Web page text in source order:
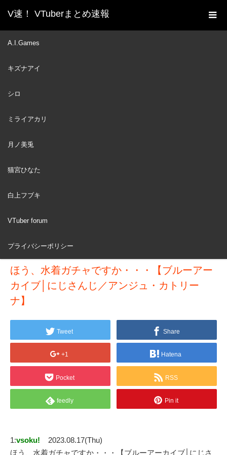
V速！ VTuberまとめ速報
A.I.Games
キズナアイ
シロ
ミライアカリ
月ノ美兎
猫宮ひなた
白上フブキ
VTuber forum
プライバシーポリシー
ホーム
新着動画一覧
ナ】
AUG
ほう、水着ガチャですか・・・【ブルーアー
カイブ│にじさんじ／アンジュ・カトリー
ナ】
Tweet Share
+1 Hatena
Pocket RSS
feedly Pin it
1:vsoku!
2023.08.17(Thu)
ほう、水着ガチャですか・・・【ブルーアーカイブ│にじさ